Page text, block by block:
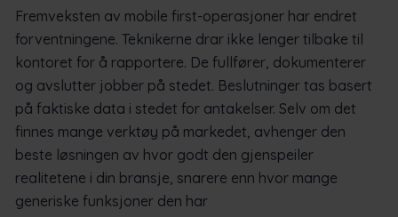
Fremveksten av mobile first-operasjoner har endret
forventningene. Teknikerne drar ikke lenger tilbake til
kontoret for å rapportere. De fullfører, dokumenterer
og avslutter jobber på stedet. Beslutninger tas basert
på faktiske data i stedet for antakelser. Selv om det
finnes mange verktøy på markedet, avhenger den
beste løsningen av hvor godt den gjenspeiler
realitetene i din bransje, snarere enn hvor mange
generiske funksjoner den har